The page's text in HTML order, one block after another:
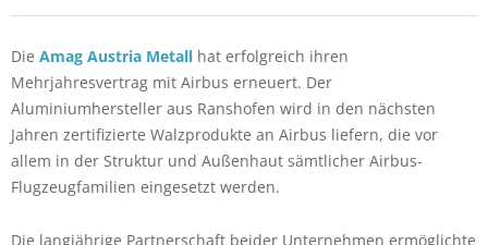
Die Amag Austria Metall hat erfolgreich ihren
Mehrjahresvertrag mit Airbus erneuert. Der
Aluminiumhersteller aus Ranshofen wird in den nächsten
Jahren zertifizierte Walzprodukte an Airbus liefern, die vor
allem in der Struktur und Außenhaut sämtlicher Airbus-
Flugzeugfamilien eingesetzt werden.
Die langjährige Partnerschaft beider Unternehmen ermöglichte